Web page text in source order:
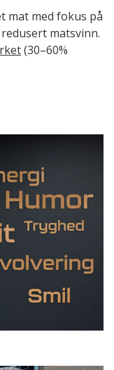
mat med fokus på
matsvinn.
(30–60%